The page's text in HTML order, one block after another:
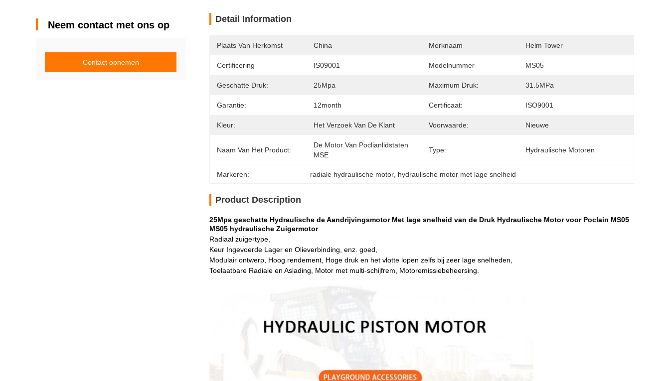
Neem contact met ons op
Contact opnemen
Detail Information
Plaats Van Herkomst China Merknaam Helm Tower
Certificering IS09001 Modelnummer MS05
Geschatte Druk: 25Mpa Maximum Druk: 31.5MPa
Garantie: 12month Certificaat: ISO9001
Kleur: Het Verzoek Van De Klant Voorwaarde: Nieuwe
Naam Van Het Product:
De Motor Van Poclianlidstaten
MSE
Type: Hydraulische Motoren
Markeren: radiale hydraulische motor hydraulische motor met lage snelheid
Product Description
25Mpa geschatte Hydraulische de Aandrijvingsmotor Met lage snelheid van de Druk Hydraulische Motor voor Poclain MS05
MS05 hydraulische Zuigermotor
Radiaal zuigertype,
Keur Ingevoerde Lager en Olieverbinding, enz. goed,
Modulair ontwerp, Hoog rendement, Hoge druk en het vlotte lopen zelfs bij zeer lage snelheden,
Toelaatbare Radiale en Aslading, Motor met multi-schijfrem, Motoremissiebeheersing.